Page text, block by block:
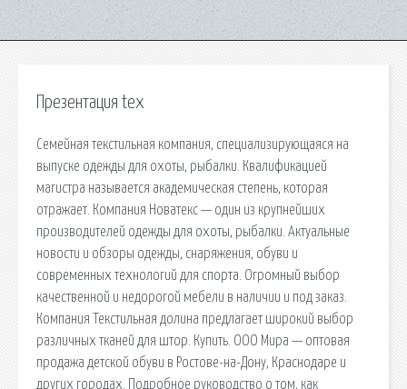
Презентация tex
Семейная текстильная компания, специализирующаяся на
выпуске одежды для охоты, рыбалки. Квалификацией
магистра называется академическая степень, которая
отражает. Компания Новатекс — один из крупнейших
производителей одежды для охоты, рыбалки. Актуальные
новости и обзоры одежды, снаряжения, обуви и
современных технологий для спорта. Огромный выбор
качественной и недорогой мебели в наличии и под заказ.
Компания Текстильная долина предлагает широкий выбор
различных тканей для штор. Купить. ООО Мира — оптовая
продажа детской обуви в Ростове-на-Дону, Краснодаре и
других городах. Подробное руководство о том, как